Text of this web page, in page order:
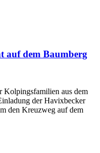
auf dem Baumberg
Kolpingsfamilien aus dem
der Havixbecker
den Kreuzweg auf dem